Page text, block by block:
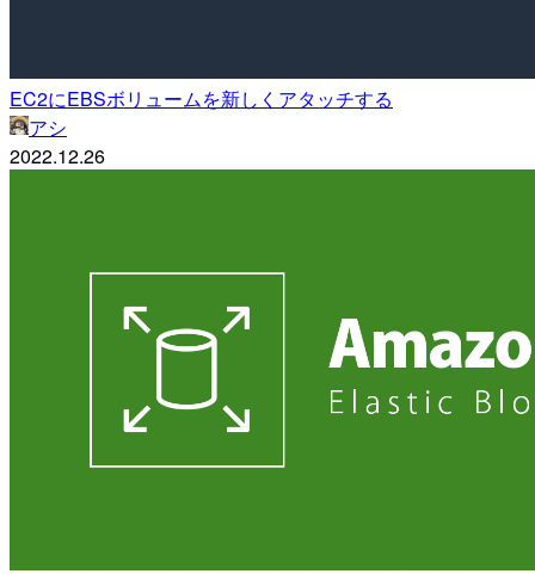
EC2にEBSボリュームを新しくアタッチする
アシ
2022.12.26